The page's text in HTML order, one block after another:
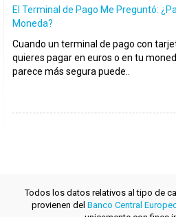
El Terminal de Pago Me Preguntó:
Moneda?
Cuando un terminal de pago con
quieres pagar en euros o en tu
parece más segura puede..
Todos los datos relativos al tipo de
provienen del Banco Central